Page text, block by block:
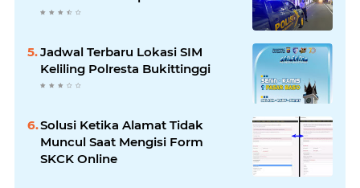
Jadwal Terbaru Lokasi SIM
Keliling Polresta Bukittinggi
Solusi Ketika Alamat Tidak
Muncul Saat Mengisi Form
SKCK Online